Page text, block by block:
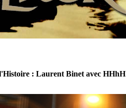
: Laurent Binet avec HHhH